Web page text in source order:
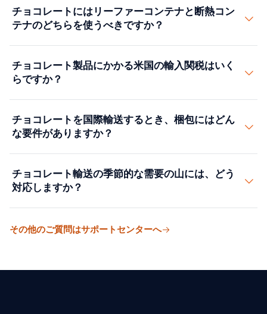
65°Fに設定したリーファーコンテナを使い、輸送中ずっ
とこの狭い温度帯を保てるよう継続的に確認します。
税）。カカオペーストはHS 1803、カカオバターはHS
1804、ココアパウダーはHS 1805です。カカオを含むチ
ョコレートやその他の調製食料品はHS 1806に入りま
す。この区分は大きな意味を持ちます。加工チョコレー
ト（1806）は米国で2〜8.5%の関税がかかる一方、生豆
チョコレートにはリーファーコンテナと断熱コン
テナのどちらを使うべきですか？
ァーコンテナが第一の選択肢です。断熱コンテナ（コン
エアーとも呼ばれます）は温度の変化を遅らせるだけ
で、能動的な冷却はありません。気候の穏やかな地域で
の短距離輸送には向きますが、海上輸送ではリスクが高
くなります。カカオ生豆には、通気のとれた普通のドラ
チョコレート製品にかかる米国の輸入関税はいく
らですか？
ります。カカオ豆（HS 1801）は無税で入ります。無糖
のココアパウダー（HS 1805）は1キログラムあたり0.52
セント、チョコレート菓子（HS 1806）はカカオと乳脂
肪の比率に応じて従価2〜8.5%です。糖分が多い製品ほ
ど税率は高くなる傾向があります。当社は配合を確認し
チョコレートを国際輸送するとき、梱包にはどん
な要件がありますか？
空気を遮断します。2層目は衝撃を吸収します。段ボー
ルの仕切りや成形トレーです。3層目（積み重ねたケー
ス）は、リーファーコンテナ内で空気の流れを保てる寸
法にします。ケースがリーファーコンテナの床の通気溝
をふさいではいけません。当社は品目、仕向地、輸送期
チョコレート輸送の季節的な需要の山には、どう
対応しますか？
ート売上のおよそ60%を占めます。当社は各ピークの
その他のご質問はサポートセンターへ